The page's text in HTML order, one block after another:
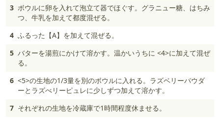
3 ボウルに卵を入れて泡立て器でほぐす。グラニュー糖、はちみ
つ、牛乳を加えて都度混ぜる。
4 ふるった【A】を加えて混ぜる。
5 バターを湯煎にかけて溶かす。温かいうちに <4>に加えて混ぜ
る。
6 <5>の生地の1/3量を別のボウルに入れる。ラズベリーパウダ
ーとラズべリーピュレに少しずつ加えて溶かす。
7 それぞれの生地を冷蔵庫で1時間程度休ませる。